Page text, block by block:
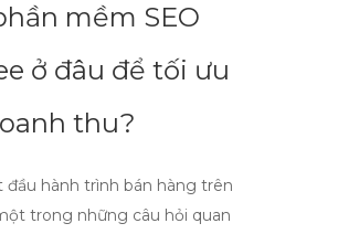
mềm SEO
ở đâu để tối ưu
thu?
đầu hành trình bán hàng trên
trong những câu hỏi quan